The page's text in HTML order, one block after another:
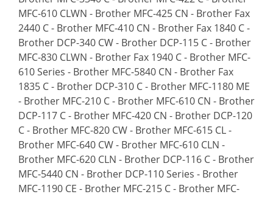
MFC-610 CLWN - Brother MFC-425 CN - Brother Fax
2440 C - Brother MFC-410 CN - Brother Fax 1840 C -
Brother DCP-340 CW - Brother DCP-115 C - Brother
MFC-830 CLWN - Brother Fax 1940 C - Brother MFC-
610 Series - Brother MFC-5840 CN - Brother Fax
1835 C - Brother DCP-310 C - Brother MFC-1180 ME
- Brother MFC-210 C - Brother MFC-610 CN - Brother
DCP-117 C - Brother MFC-420 CN - Brother DCP-120
C - Brother MFC-820 CW - Brother MFC-615 CL -
Brother MFC-640 CW - Brother MFC-610 CLN -
Brother MFC-620 CLN - Brother DCP-116 C - Brother
MFC-5440 CN - Brother DCP-110 Series - Brother
MFC-1190 CE - Brother MFC-215 C - Brother MFC-